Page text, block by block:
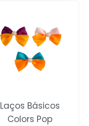
Laços Básicos
Colors Pop